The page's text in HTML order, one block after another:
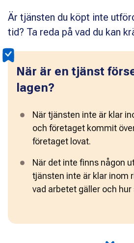
Är tjänsten du köpt inte
tid? Ta reda på vad du kan
När är en tjänst
lagen?
När tjänsten inte är klar
och företaget kommit
företaget lovat.
När det inte finns någon
tjänsten inte är klar inom
vad arbetet gäller och hur